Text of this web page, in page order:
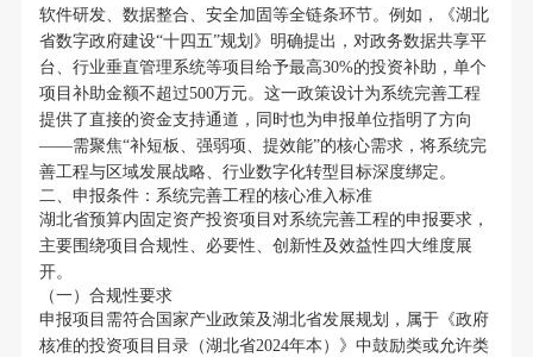
软件研发、数据整合、安全加固等全链条环节。例如，《湖北
省数字政府建设“十四五”规划》明确提出，对政务数据共享平
台、行业垂直管理系统等项目给予最高30%的投资补助，单个
项目补助金额不超过500万元。这一政策设计为系统完善工程
提供了直接的资金支持通道，同时也为申报单位指明了方向
——需聚焦“补短板、强弱项、提效能”的核心需求，将系统完
善工程与区域发展战略、行业数字化转型目标深度绑定。
二、申报条件：系统完善工程的核心准入标准
湖北省预算内固定资产投资项目对系统完善工程的申报要求，
主要围绕项目合规性、必要性、创新性及效益性四大维度展
开。
（一）合规性要求
申报项目需符合国家产业政策及湖北省发展规划，属于《政府
核准的投资项目目录（湖北省2024年本）》中鼓励类或允许类